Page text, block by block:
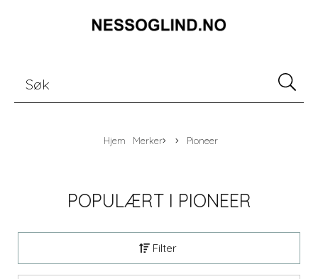
Hjem Merker Pioneer
POPULÆRT I PIONEER
Filter